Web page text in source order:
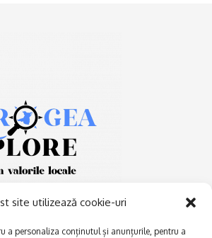
site utilizează cookie-uri
a personaliza conținutul și anunțurile, pentru a